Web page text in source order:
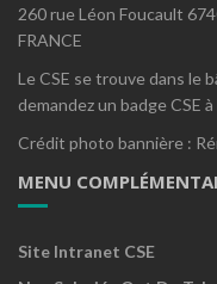
260 rue Léon Foucault
FRANCE
Le CSE se trouve dans le
demandez un badge CSE
Crédit photo bannière :
MENU
Site Intranet CSE